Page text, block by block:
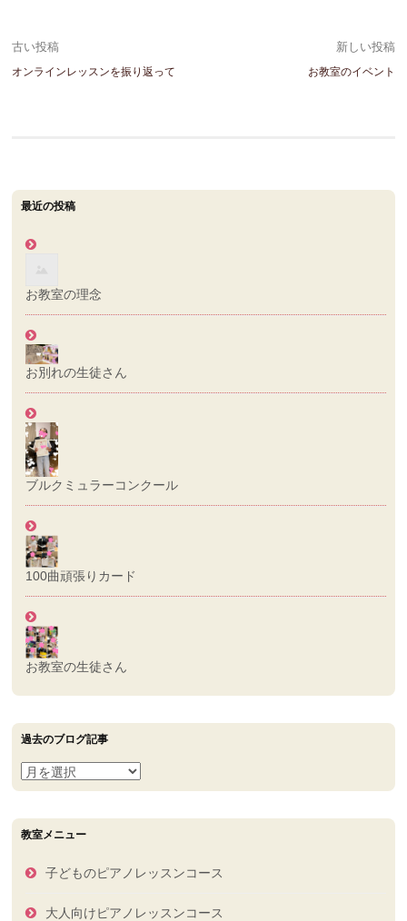
投
ゲ
ー
シ
ン
古い投稿
オンラインレッスンを振り返って
新しい投稿
お教室のイベント
最近の投稿
お教室の理念
お別れの生徒さん
ブルクミュラーコンクール
100曲頑張りカード
お教室の生徒さん
過去のブログ記事
過
去
ブ
グ
事
教室メニュー
子どものピアノレッスンコース
大人向けピアノレッスンコース